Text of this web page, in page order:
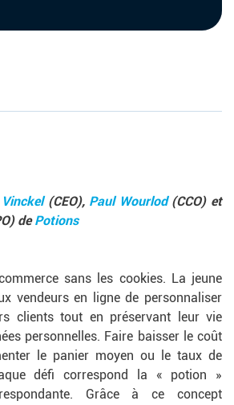
(CEO), Paul Wourlod (CCO) et
dePotions
sans les cookies. La jeune
vendeurs en ligne de personnaliser
clients tout en préservant leur vie
personnelles. Faire baisser le coût
le panier moyen ou le taux de
défi correspond la « potion »
Grâce à ce concept